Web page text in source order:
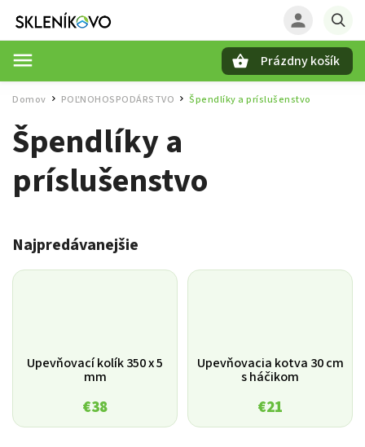
Prázdny košík
Domov POĽNOHOSPODÁRSTVO / Špendlíky a príslušenstvo
Špendlíky a
príslušenstvo
Najpredávanejšie
Upevňovací kolík 350 x 5
mm
€38
Upevňovacia kotva 30 cm
s háčikom
€21